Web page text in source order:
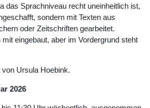
das Sprachniveau recht uneinheitlich ist,
sondern mit Texten aus
oder Zeitschriften gearbeitet.
eingebaut, aber im Vordergrund steht
Ursula Hoebink.
2026